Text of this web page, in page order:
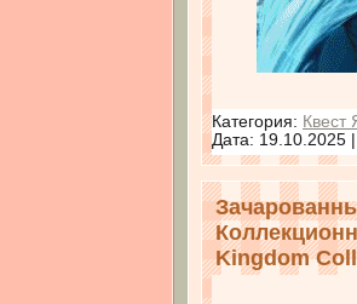
Категория: Квест
Дата: 19.10.2025
Kingdom